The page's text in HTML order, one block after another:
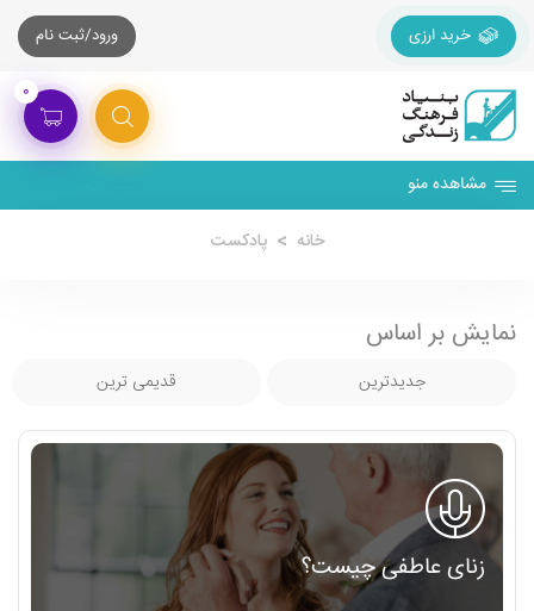
خرید ارزی ورود/ثبت نام
۰
مشاهده منو
خانه پادکست
نمایش بر اساس
جدیدترین قدیمی ترین
زنای عاطفی چیست؟